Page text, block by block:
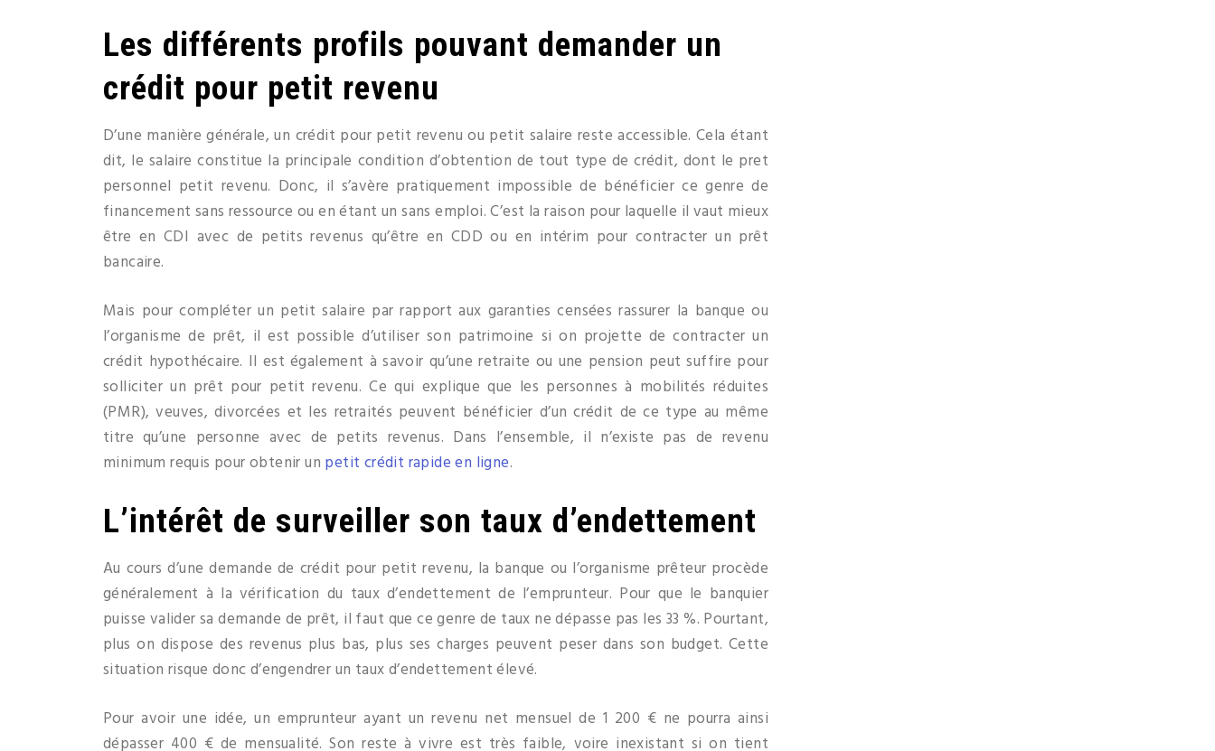
Les différents profils pouvant demander un
crédit pour petit revenu
D’une manière générale, un crédit pour petit revenu ou petit salaire reste accessible. Cela étant
dit, le salaire constitue la principale condition d’obtention de tout type de crédit, dont le pret
personnel petit revenu. Donc, il s’avère pratiquement impossible de bénéficier ce genre de
financement sans ressource ou en étant un sans emploi. C’est la raison pour laquelle il vaut mieux
être en CDI avec de petits revenus qu’être en CDD ou en intérim pour contracter un prêt
bancaire.
Mais pour compléter un petit salaire par rapport aux garanties censées rassurer la banque ou
l’organisme de prêt, il est possible d’utiliser son patrimoine si on projette de contracter un
crédit hypothécaire. Il est également à savoir qu’une retraite ou une pension peut suffire pour
solliciter un prêt pour petit revenu. Ce qui explique que les personnes à mobilités réduites
(PMR), veuves, divorcées et les retraités peuvent bénéficier d’un crédit de ce type au même
titre qu’une personne avec de petits revenus. Dans l’ensemble, il n’existe pas de revenu
minimum requis pour obtenir un petit crédit rapide en ligne.
L’intérêt de surveiller son taux d’endettement
Au cours d’une demande de crédit pour petit revenu, la banque ou l’organisme prêteur procède
généralement à la vérification du taux d’endettement de l’emprunteur. Pour que le banquier
puisse valider sa demande de prêt, il faut que ce genre de taux ne dépasse pas les 33 %. Pourtant,
plus on dispose des revenus plus bas, plus ses charges peuvent peser dans son budget. Cette
situation risque donc d’engendrer un taux d’endettement élevé.
Pour avoir une idée, un emprunteur ayant un revenu net mensuel de 1 200 € ne pourra ainsi
dépasser 400 € de mensualité. Son reste à vivre est très faible, voire inexistant si on tient